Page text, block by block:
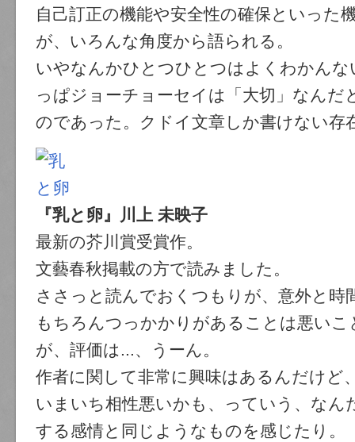
自己訂正の機能や安全性の確保といった
が、いろんな角度から語られる。
いやなんかひとつひとつはよくわかん
っぱジョーチョーセイは「大切」なんだ
のであった。クドイ文章しか書けない存
『乳と卵』川上 未映子
最新の芥川賞受賞作。
文藝春秋掲載の方で読みました。
ささっと読んでおくつもりが、意外と時
もちろんつっかかりがあることは悪い
が、評価は...、うーん。
作者に関して非常に興味はあるんだけど
いまいち相性悪いかも、っていう、なん
する感情と同じようなものを感じたり。